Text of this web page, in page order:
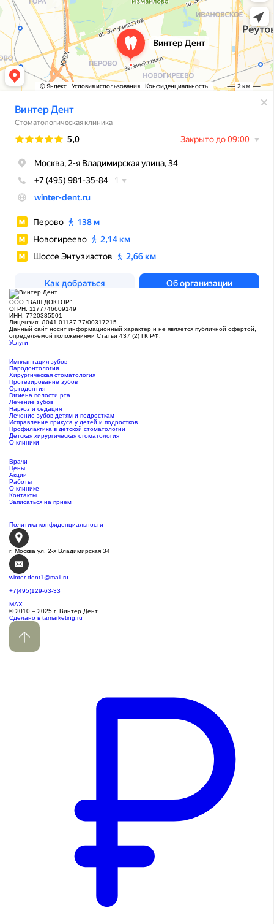
ООО "ВАШ ДОКТОР"
ОГРН: 1177746609149
ИНН: 7720385501
Лицензия: Л041-01137-77/00317215
Данный сайт носит информационный характер и не является публичной офертой,
определяемой положениями Статьи 437 (2) ГК РФ.
Услуги
Имплантация зубов
Пародонтология
Хирургическая стоматология
Протезирование зубов
Ортодонтия
Гигиена полости рта
Лечение зубов
Наркоз и седация
Лечение зубов детям и подросткам
Исправление прикуса у детей и подростков
Профилактика в детской стоматологии
Детская хирургическая стоматология
О клиники
Врачи
Цены
Акции
Работы
О клинике
Контакты
Записаться на приём
Политика конфиденциальности
г. Москва ул. 2-я Владимирская 34
winter-dent1@mail.ru
+7(495)129-63-33
MAX
© 2010 – 2025 г. Винтер Дент
Сделано в tamarketing.ru